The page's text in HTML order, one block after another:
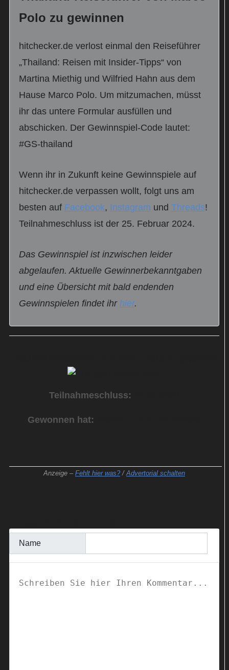
Polo zu gewinnen
hitchecker.de verlost einmal den Reiseführer
„Thailand: Reisen mit Insider-Tipps“ von
Martina Miethig und Wilfried Hahn aus dem
Hause Marco Polo. Um mitzumachen, müsst
ihr das untere Formular ausfüllen und
abschicken. Der Gewinnspiel-Code lautet:
#GS-thailand
Wenn ihr in Zukunft keine Gewinnspiele auf
hitchecker.de verpassen wollt, folgt uns am
besten auf Facebook, Instagram und Threads!
Teilnahmeschluss ist der 25. Februar 2024.
Das Gewinnspiel ist inzwischen leider
abgelaufen. Aktuelle Gewinnerbekanntgaben
und eine Übersicht mit bald endenden
Gewinnspielen findet ihr hier.
Teilnahmeschluss:
Gewonnen hat:
Anzeige – Fehlt hier was? /Advertorial schalten
Name